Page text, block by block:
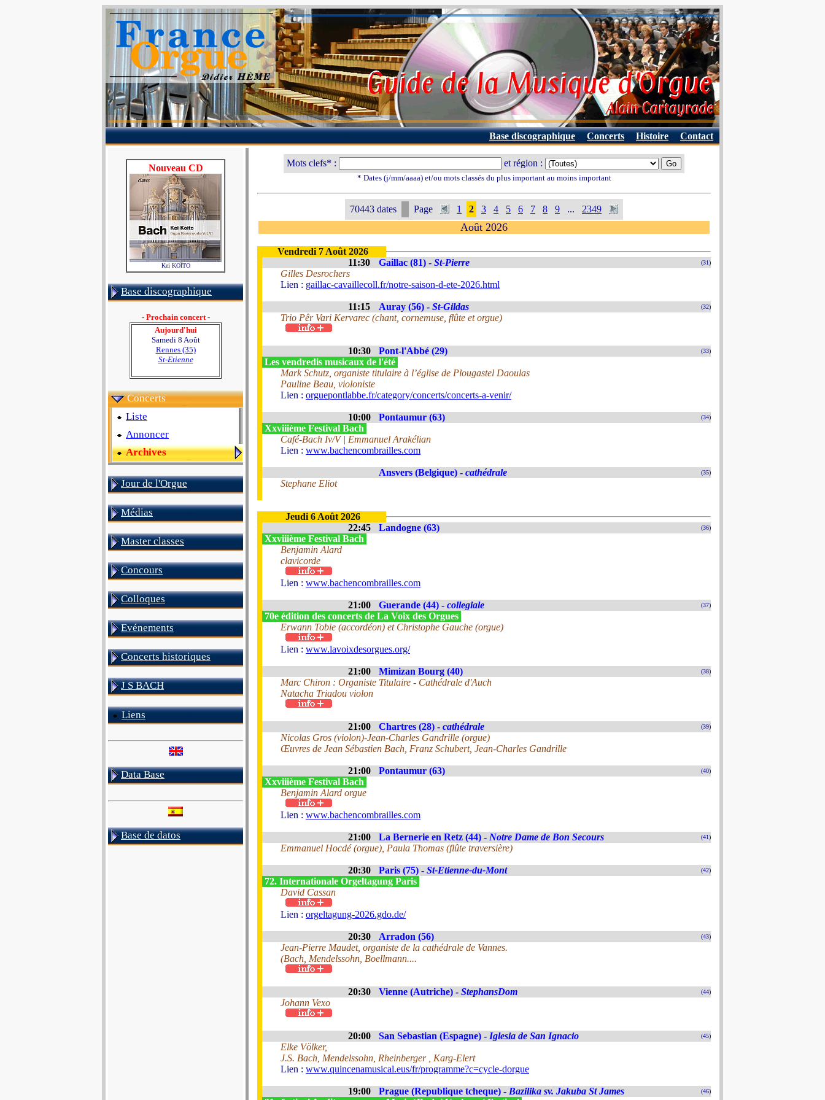
Base discographique Concerts Histoire Contact
Nouveau CD
Kei KOÏTO
Base discographique
- Prochain concert -
Aujourd'hui
Samedi 8 Août
Rennes (35)
St-Etienne
Concerts
Liste
Annoncer
Archives
Jour de l'Orgue
Médias
Master classes
Concours
Colloques
Evénements
Concerts historiques
J S BACH
Liens
Data Base
Base de datos
Mots clefs* : et région :
* Dates (j/mm/aaaa) et/ou mots classés du plus important au moins important
70443 dates Page 1 2 3 4 5 6 7 8 9 ... 2349
Août 2026
Vendredi 7 Août 2026
11:30
Gaillac (81) - St-Pierre (31)
Gilles Desrochers
Lien : gaillac-cavaillecoll.fr/notre-saison-d-ete-2026.html
11:15 Auray (56) - St-Gildas (32)
Trio Pêr Vari Kervarec (chant, cornemuse, flûte et orgue)
10:30 Pont-l'Abbé (29) (33)
Les vendredis musicaux de l'été
Mark Schutz, organiste titulaire à l’église de Plougastel Daoulas
Pauline Beau, violoniste
Lien : orguepontlabbe.fr/category/concerts/concerts-a-venir/
10:00 Pontaumur (63) (34)
Xxviiième Festival Bach
Café-Bach Iv/V | Emmanuel Arakélian
Lien : www.bachencombrailles.com
Ansvers (Belgique) - cathédrale (35)
Stephane Eliot
Jeudi 6 Août 2026
22:45
Landogne (63) (36)
Xxviiième Festival Bach
Benjamin Alard
clavicorde
Lien : www.bachencombrailles.com
21:00 Guerande (44) - collegiale (37)
70e édition des concerts de La Voix des Orgues
Erwann Tobie (accordéon) et Christophe Gauche (orgue)
Lien : www.lavoixdesorgues.org/
21:00 Mimizan Bourg (40) (38)
Marc Chiron : Organiste Titulaire - Cathédrale d'Auch
Natacha Triadou violon
21:00 Chartres (28) - cathédrale (39)
Nicolas Gros (violon)-Jean-Charles Gandrille (orgue)
Œuvres de Jean Sébastien Bach, Franz Schubert, Jean-Charles Gandrille
21:00 Pontaumur (63) (40)
Xxviiième Festival Bach
Benjamin Alard orgue
Lien : www.bachencombrailles.com
21:00 La Bernerie en Retz (44) - Notre Dame de Bon Secours (41)
Emmanuel Hocdé (orgue), Paula Thomas (flûte traversière)
20:30 Paris (75) - St-Etienne-du-Mont (42)
72. Internationale Orgeltagung Paris
David Cassan
Lien : orgeltagung-2026.gdo.de/
20:30 Arradon (56) (43)
Jean-Pierre Maudet, organiste de la cathédrale de Vannes.
(Bach, Mendelssohn, Boellmann....
20:30 Vienne (Autriche) - StephansDom (44)
Johann Vexo
20:00 San Sebastian (Espagne) - Iglesia de San Ignacio (45)
Elke Völker,
J.S. Bach, Mendelssohn, Rheinberger , Karg-Elert
Lien : www.quincenamusical.eus/fr/programme?c=cycle-dorgue
19:00 Prague (Republique tcheque) - Bazilika sv. Jakuba St James (46)